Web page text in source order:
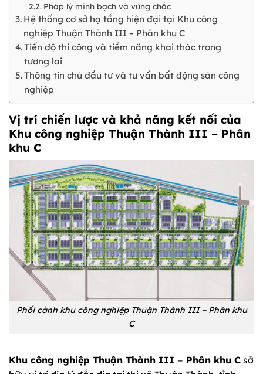
Pháp lý minh bạch và vững chắc
Hệ thống cơ sở hạ tầng hiện đại tại Khu công
nghiệp Thuận Thành III – Phân khu C
Tiến độ thi công và tiềm năng khai thác trong
tương lai
Thông tin chủ đầu tư và tư vấn bất động sản công
nghiệp
Vị trí chiến lược và khả năng kết nối của
Khu công nghiệp Thuận Thành III – Phân
khu C
Phối cảnh khu công nghiệp Thuận Thành III – Phân khu
C
Khu công nghiệp Thuận Thành III – Phân khu C sở